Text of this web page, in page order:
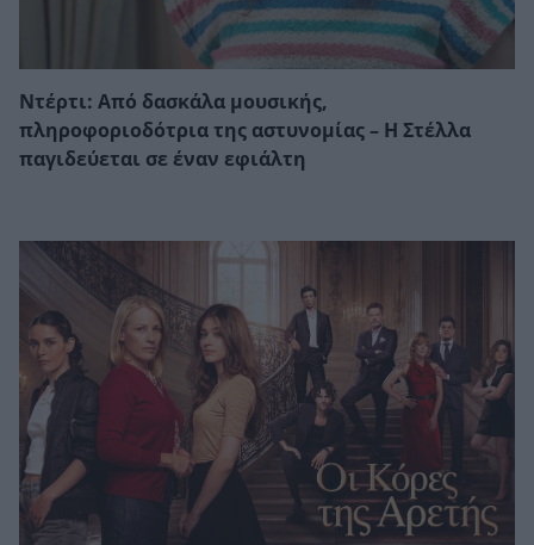
Ντέρτι: Από δασκάλα μουσικής,
πληροφοριοδότρια της αστυνομίας – Η Στέλλα
παγιδεύεται σε έναν εφιάλτη